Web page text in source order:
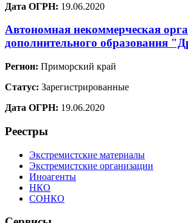
Дата ОГРН: 19.06.2020
Автономная некоммерческая
дополнительного образования
Регион: Приморский край
Статус: Зарегистрированные
Дата ОГРН: 19.06.2020
Реестры
Экстремистские материалы
Экстремистские организации
Иноагенты
НКО
СОНКО